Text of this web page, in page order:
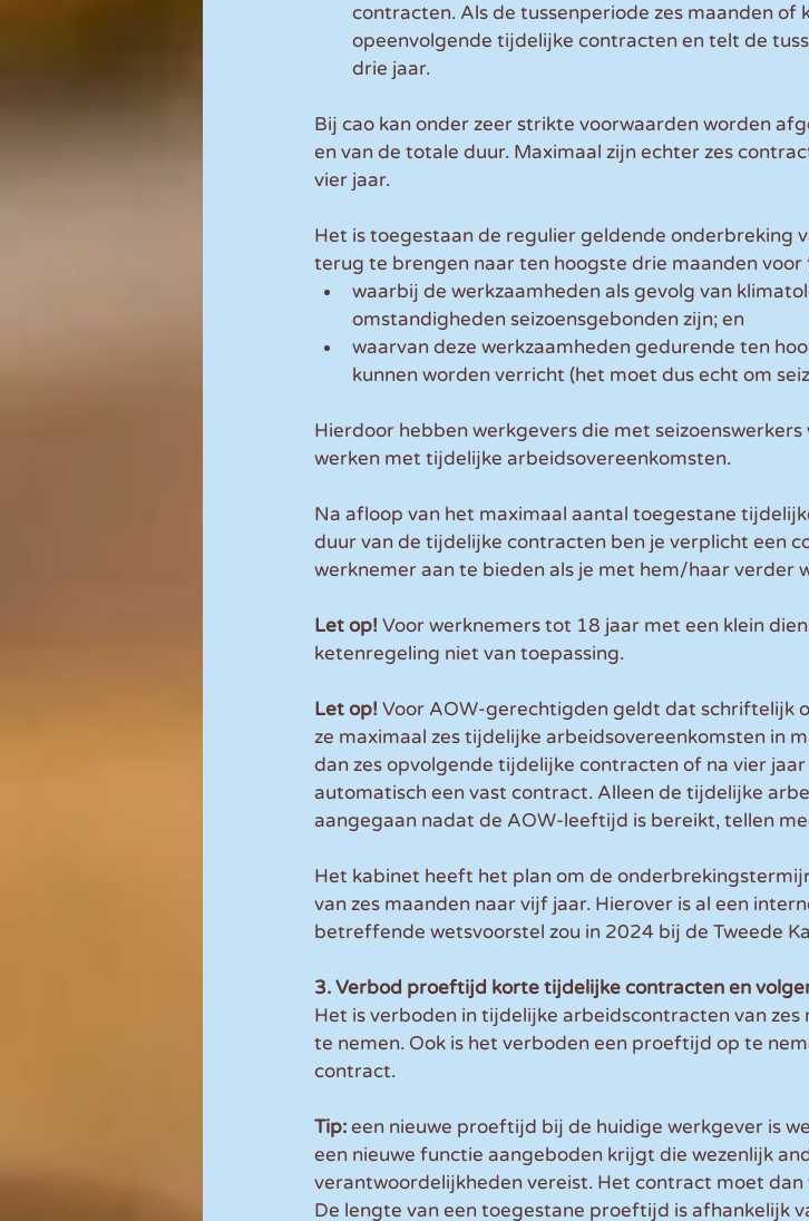
contracten. Als de tussenperiode zes maanden of
opeenvolgende tijdelijke contracten en telt de
drie jaar.
Bij cao kan onder zeer strikte voorwaarden worden
en van de totale duur. Maximaal zijn echter zes
vier jaar.
Het is toegestaan de regulier geldende onderbreking
terug te brengen naar ten hoogste drie maanden voor
waarbij de werkzaamheden als gevolg van
omstandigheden seizoensgebonden zijn; en
waarvan deze werkzaamheden gedurende ten
kunnen worden verricht (het moet dus echt om
Hierdoor hebben werkgevers die met
werken met tijdelijke arbeidsovereenkomsten.
Na afloop van het maximaal aantal toegestane
duur van de tijdelijke contracten ben je verplicht een
werknemer aan te bieden als je met hem/haar verder
Let op! Voor werknemers tot 18 jaar met een klein
ketenregeling niet van toepassing.
Let op! Voor AOW-gerechtigden geldt dat schriftelijk
ze maximaal zes tijdelijke arbeidsovereenkomsten in
dan zes opvolgende tijdelijke contracten of na vier
automatisch een vast contract. Alleen de tijdelijke
aangegaan nadat de AOW-leeftijd is bereikt, tellen
Het kabinet heeft het plan om de
van zes maanden naar vijf jaar. Hierover is al een
betreffende wetsvoorstel zou in 2024 bij de Tweede
3. Verbod proeftijd korte tijdelijke contracten en
Het is verboden in tijdelijke arbeidscontracten van
te nemen. Ook is het verboden een proeftijd op te
contract.
Tip: een nieuwe proeftijd bij de huidige werkgever is
een nieuwe functie aangeboden krijgt die wezenlijk
verantwoordelijkheden vereist. Het contract moet dan
De lengte van een toegestane proeftijd is afhankelijk